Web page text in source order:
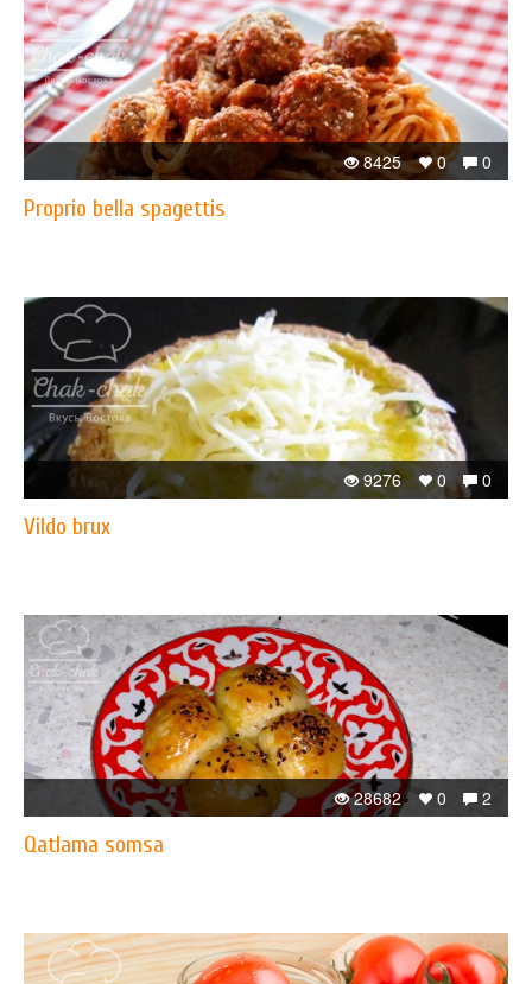
0
0
8425
Proprio bella spagettis
0
0
9276
Vildo brux
2
0
28682
Qatlama somsa